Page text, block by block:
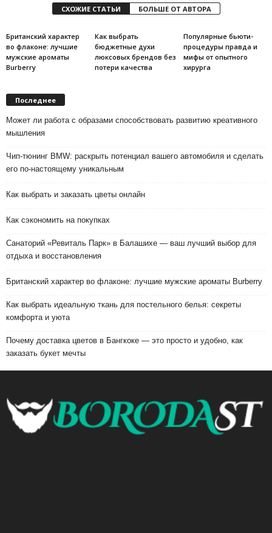
СХОЖИЕ СТАТЬИ БОЛЬШЕ ОТ АВТОРА
Британский характер
во флаконе: лучшие
мужские ароматы
Burberry
Как выбрать
бюджетные духи
люксовых брендов без
потери качества
Популярные бьюти-
процедуры правда и
мифы от опытного
хирурга
Последнее
Может ли работа с образами способствовать развитию креативного
мышления
Чип-тюнинг BMW: раскрыть потенциал вашего автомобиля и сделать
его по-настоящему уникальным
Как выбрать и заказать цветы онлайн
Как сэкономить на покупках
Санаторий «Ревиталь Парк» в Балашихе — ваш лучший выбор для
отдыха и восстановления
Британский характер во флаконе: лучшие мужские ароматы Burberry
Как выбрать идеальную ткань для постельного белья: секреты
комфорта и уюта
Почему доставка цветов в Бангкоке — это просто и удобно, как
заказать букет мечты